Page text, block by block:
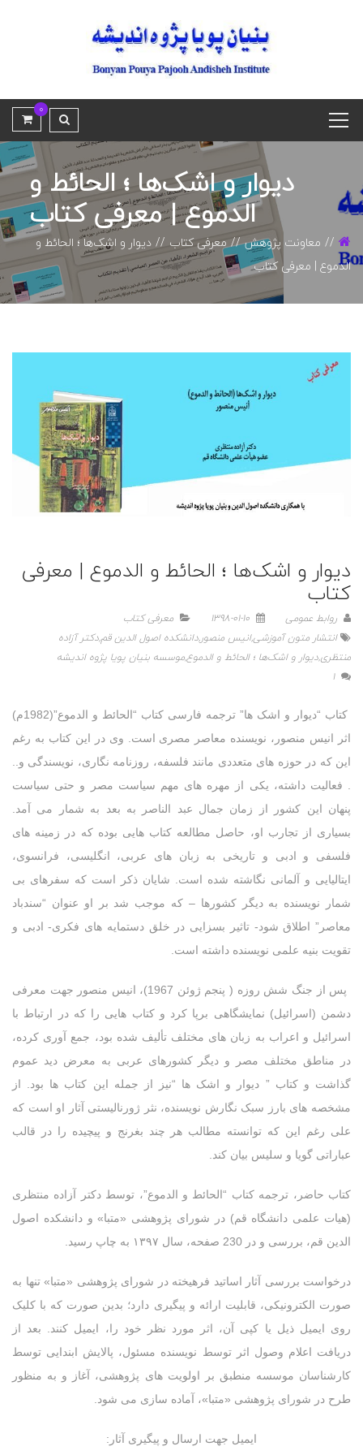
0
دیوار و اشک‌ها ؛ الحائط و
الدموع | معرفی کتاب
معاونت پژوهش معرفی کتاب
دیوار و اشک‌ها ؛ الحائط و
الدموع | معرفی کتاب
دیوار و اشک‌ها ؛ الحائط و الدموع | معرفی
کتاب
روابط عمومی
معرفی کتاب
انتشار متون آموزشی,انیس منصور,دانشکده اصول الدین قم,دکتر آزاده
منتظری,دیوار و اشک‌ها ؛ الحائط و الدموع,موسسه بنیان پویا پژوه اندیشه
1
کتاب “دیوار و اشک ها” ترجمه فارسی کتاب “الحائط و الدموع”(1982م)
اثر انیس منصور، نویسنده معاصر مصری است. وی در اینکتاب به رغم
این که در حوزه های متعددی مانند فلسفه، روزنامه نگاری، نویسندگی و..
. فعالیت داشته، یکی از مهره های مهم سیاست مصر و حتی سیاست
پنهان این کشور از زمان جمال عبد الناصر به بعد به شمار می آمد.
بسیاری از تجارب او، حاصل مطالعه کتاب هایی بوده که در زمینه های
فلسفی و ادبی و تاریخی به زبان های عربی، انگلیسی، فرانسوی،
ایتالیایی و آلمانی نگاشته شده است. شایان ذکر است که سفرهای بی
شمار نویسنده به دیگر کشورها – که موجب شد بر او عنوان “سندباد
معاصر” اطلاق شود- تاثیر بسزایی در خلق دستمایه های فکری- ادبی و
تقویت بنیه علمی نویسنده داشته است.
پس از جنگ شش روزه ( پنجم ژوئن 1967)، انیس منصور جهت معرفی
دشمن (اسرائیل) نمایشگاهی برپا کرد و کتاب هایی را که در ارتباط با
اسرائیل و اعراب به زبان های مختلف تألیف شده بود، جمع آوری کرده،
در مناطق مختلف مصر و دیگر کشورهای عربی به معرض دید عموم
گذاشت و کتاب ” دیوار و اشک ها “نیز از جمله این کتاب ها بود. از
مشخصه های بارز سبک نگارش نویسنده، نثر ژورنالیستی آثار او است که
علی رغم این که توانسته مطالب هر چند بغرنج و پیچیده را در قالب
عباراتی گویا و سلیس بیان کند.
کتاب حاضر، ترجمه کتاب “الحائط و الدموع”، توسط دکتر آزاده منتظری
(هیات علمی دانشگاه قم) در شورای پژوهشی «متبا» و دانشکده اصول
الدین قم، بررسی و در 230 صفحه، سال ۱۳۹۷ به چاپ رسید.
درخواست بررسی آثار اساتید فرهیخته در شورای پژوهشی «متبا» تنها به
صورت الکترونیکی، قابلیت ارائه و پیگیری دارد؛ بدین صورت که با کلیک
روی ایمیل ذیل یا کپی آن، اثر مورد نظر خود را، ایمیل کنند. بعد از
دریافت اعلام وصول اثر توسط نویسنده مسئول، پالایش ابندایی توسط
کارشناسان موسسه منطبق بر اولویت های پژوهشی، آغاز و به منظور
طرح در شورای پژوهشی «متبا»، آماده سازی می شود.
ایمیل جهت ارسال و پیگیری آثار: